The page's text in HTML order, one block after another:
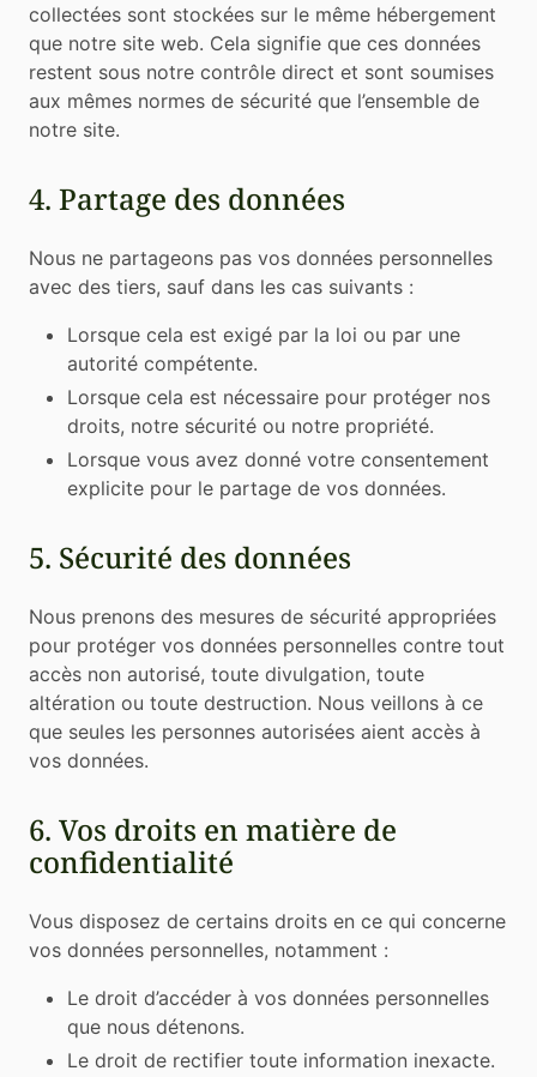
collectées sont stockées sur le même hébergement
que notre site web. Cela signifie que ces données
restent sous notre contrôle direct et sont soumises
aux mêmes normes de sécurité que l’ensemble de
notre site.
4. Partage des données
Nous ne partageons pas vos données personnelles
avec des tiers, sauf dans les cas suivants :
Lorsque cela est exigé par la loi ou par une
autorité compétente.
Lorsque cela est nécessaire pour protéger nos
droits, notre sécurité ou notre propriété.
Lorsque vous avez donné votre consentement
explicite pour le partage de vos données.
5. Sécurité des données
Nous prenons des mesures de sécurité appropriées
pour protéger vos données personnelles contre tout
accès non autorisé, toute divulgation, toute
altération ou toute destruction. Nous veillons à ce
que seules les personnes autorisées aient accès à
vos données.
6. Vos droits en matière de
confidentialité
Vous disposez de certains droits en ce qui concerne
vos données personnelles, notamment :
Le droit d’accéder à vos données personnelles
que nous détenons.
Le droit de rectifier toute information inexacte.